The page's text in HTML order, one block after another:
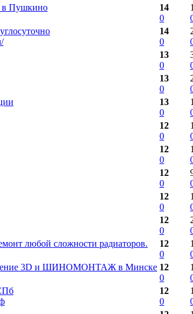
в Пушкино
14
0
14
0
13
0
13
0
13
0
12
0
12
0
12
0
12
0
12
0
любой сложности радиаторов.
12
0
3D и ШИНОМОНТАЖ в Минске 12
0
12
0